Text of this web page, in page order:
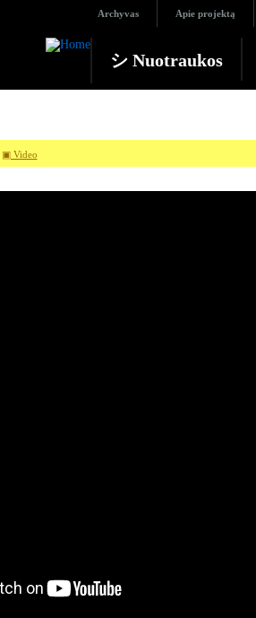
Archyvas Apie projektą
シ Nuotraukos
▣ Video